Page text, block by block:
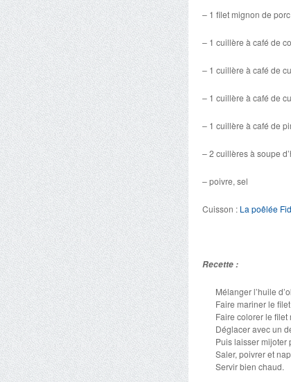
– 1 filet mignon de
– 1 cuillère à café de
– 1 cuillère à café de
– 1 cuillère à café de
– 1 cuillère à café de
– 2 cuillères à soupe
– poivre, sel
Cuisson : La poêlée
Recette :
Mélanger l’huile
Faire mariner le
Faire colorer le
Déglacer avec un
Puis laisser mijoter
Saler, poivrer et
Servir bien chaud.